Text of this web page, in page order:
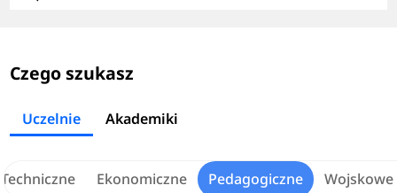
Czego szukasz
Uczelnie Akademiki
Techniczne Ekonomiczne Pedagogiczne Wojskowe